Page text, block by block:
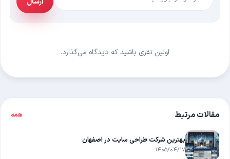
اولین نفری باشید که دیدگاه می‌گذارد.
مقالات مرتبط همه
بهترین شرکت طراحی سایت در اصفهان
۱۴۰۵/۰۴/۱۷